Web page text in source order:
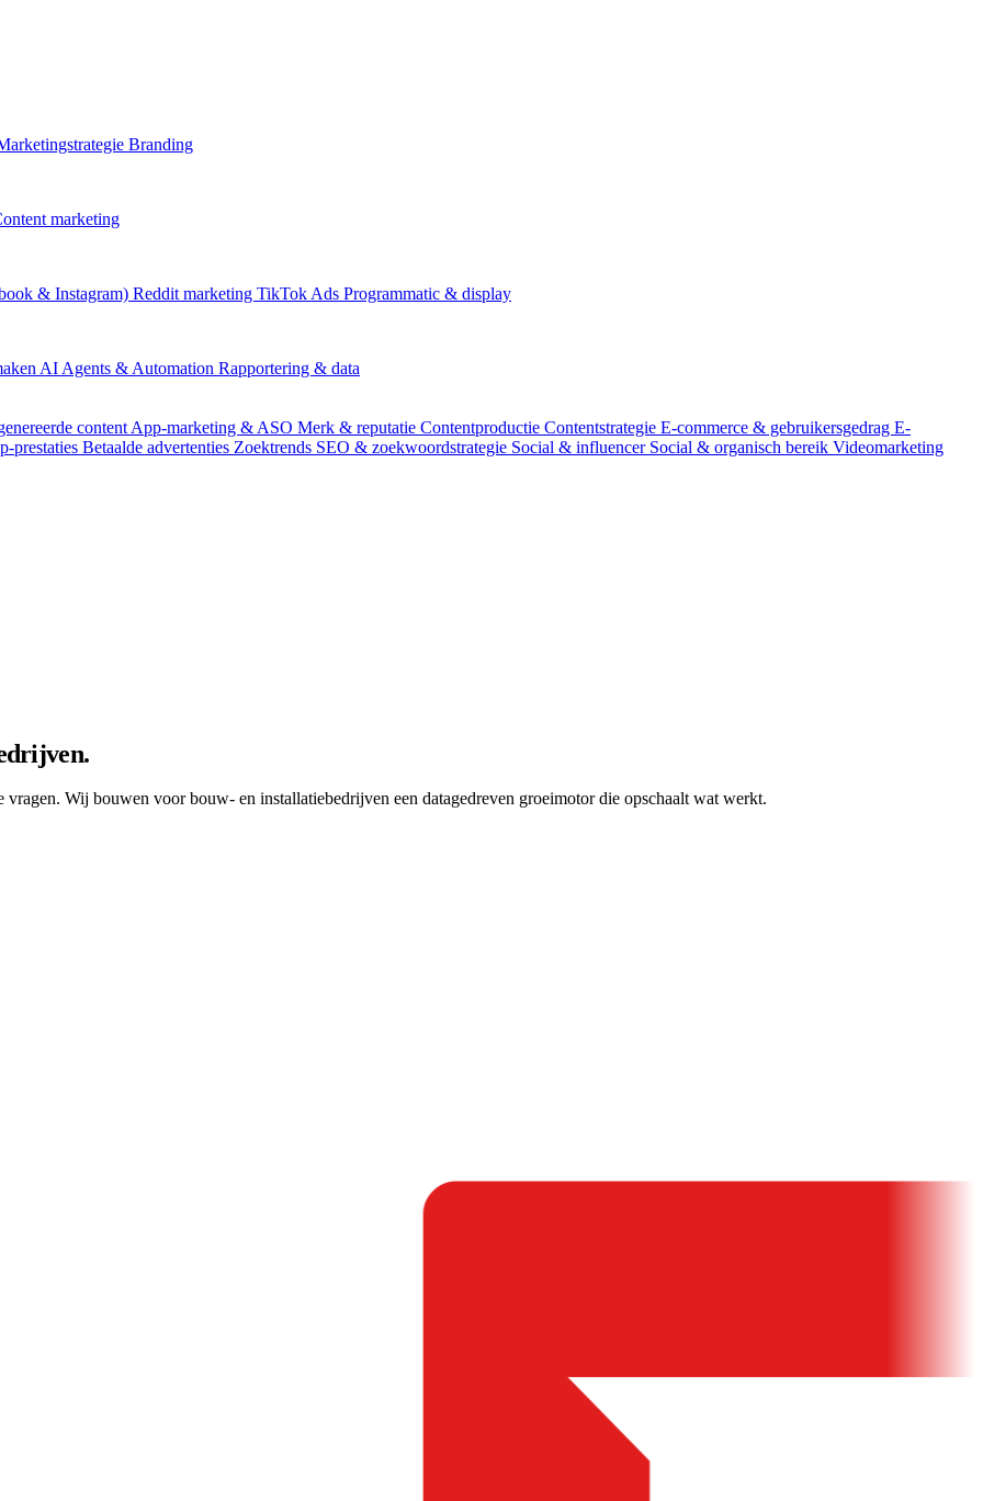
Branding
marketing
& Instagram) Reddit marketing TikTok Ads Programmatic & display
AI Agents & Automation Rapportering & data
content App-marketing & ASO Merk & reputatie Contentproductie Contentstrategie E-commerce & gebruikersgedrag E-
prestaties Betaalde advertenties Zoektrends SEO & zoekwoordstrategie Social & influencer Social & organisch bereik Videomarketing
Wij bouwen voor bouw- en installatiebedrijven een datagedreven groeimotor die opschaalt wat werkt.